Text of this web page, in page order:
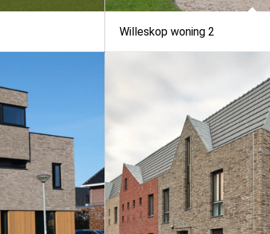
Willeskop woning 2